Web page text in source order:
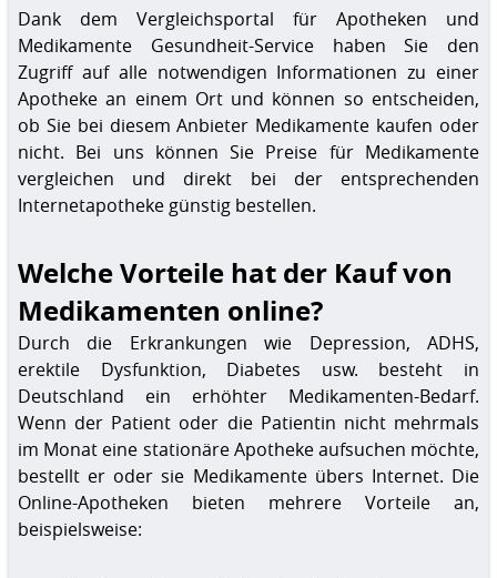
Dank dem Vergleichsportal für Apotheken und
Medikamente Gesundheit-Service haben Sie den
Zugriff auf alle notwendigen Informationen zu einer
Apotheke an einem Ort und können so entscheiden,
ob Sie bei diesem Anbieter Medikamente kaufen oder
nicht. Bei uns können Sie Preise für Medikamente
vergleichen und direkt bei der entsprechenden
Internetapotheke günstig bestellen.
Welche Vorteile hat der Kauf von
Medikamenten online?
Durch die Erkrankungen wie Depression, ADHS,
erektile Dysfunktion, Diabetes usw. besteht in
Deutschland ein erhöhter Medikamenten-Bedarf.
Wenn der Patient oder die Patientin nicht mehrmals
im Monat eine stationäre Apotheke aufsuchen möchte,
bestellt er oder sie Medikamente übers Internet. Die
Online-Apotheken bieten mehrere Vorteile an,
beispielsweise: